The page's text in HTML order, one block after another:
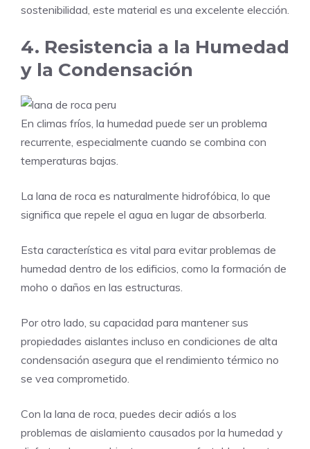
sostenibilidad, este material es una excelente elección.
4. Resistencia a la Humedad
y la Condensación
En climas fríos, la humedad puede ser un problema
recurrente, especialmente cuando se combina con
temperaturas bajas.
La lana de roca es naturalmente hidrofóbica, lo que
significa que repele el agua en lugar de absorberla.
Esta característica es vital para evitar problemas de
humedad dentro de los edificios, como la formación de
moho o daños en las estructuras.
Por otro lado, su capacidad para mantener sus
propiedades aislantes incluso en condiciones de alta
condensación asegura que el rendimiento térmico no
se vea comprometido.
Con la lana de roca, puedes decir adiós a los
problemas de aislamiento causados por la humedad y